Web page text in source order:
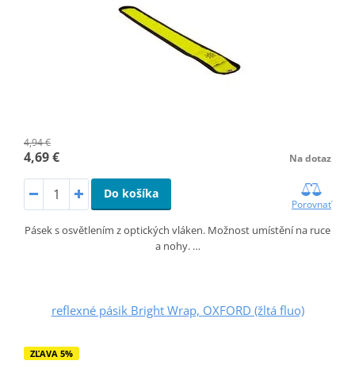
4,94 €
4,69 € Na dotaz
Do košíka
Porovnať
Pásek s osvětlením z optických vláken. Možnost umístění na ruce
a nohy. …
reflexné pásik Bright Wrap, OXFORD (žltá fluo)
ZĽAVA 5%